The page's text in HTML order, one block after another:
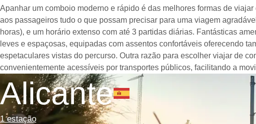
Apanhar um comboio moderno e rápido é das melhores formas de
aos passageiros tudo o que possam precisar para uma viagem
horas), e um horário extenso com até 3 partidas diárias. Fantásticas
leves e espaçosas, equipadas com assentos confortáveis oferecendo
espetaculares vistas do percurso. Outra razão para escolher viajar de
convenientemente acessíveis por transportes públicos, facilitando a
Alicante
1 estação